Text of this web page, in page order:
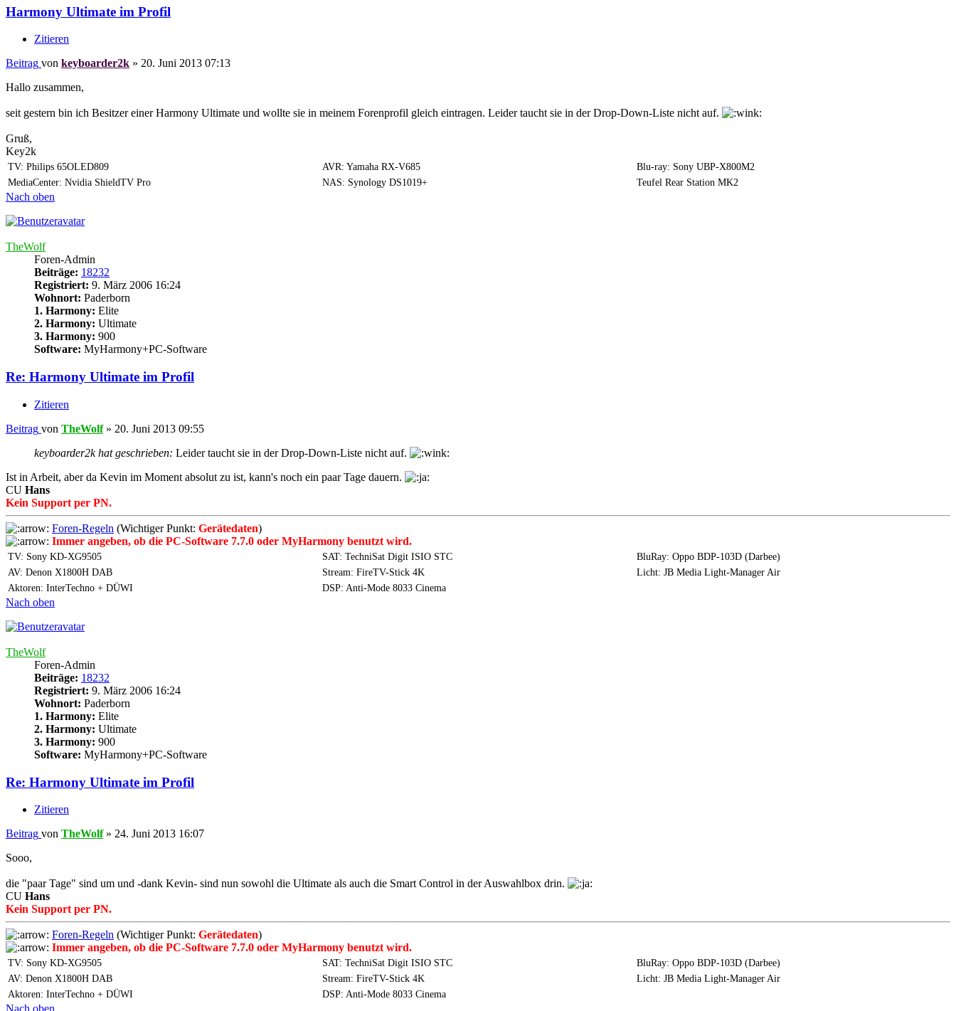
Harmony Ultimate im Profil
Zitieren
Beitrag von keyboarder2k » 20. Juni 2013 07:13
Hallo zusammen,
seit gestern bin ich Besitzer einer Harmony Ultimate und wollte sie in meinem Forenprofil gleich eintragen. Leider taucht sie in der Drop-Down-Liste nicht auf.
Gruß,
Key2k
TV: Philips 65OLED809 AVR: Yamaha RX-V685
Blu-ray: Sony UBP-X800M2
MediaCenter: Nvidia ShieldTV Pro
NAS: Synology DS1019+ Teufel Rear Station MK2
Nach oben
TheWolf
Foren-Admin
Beiträge: 18232
Registriert: 9. März 2006 16:24
Wohnort: Paderborn
1. Harmony: Elite
2. Harmony: Ultimate
3. Harmony: 900
Software: MyHarmony+PC-Software
Re: Harmony Ultimate im Profil
Zitieren
Beitrag von TheWolf» 20. Juni 2013 09:55
keyboarder2k hat geschrieben: Leider taucht sie in der Drop-Down-Liste nicht auf.
Ist in Arbeit, aber da Kevin im Moment absolut zu ist, kann's noch ein paar Tage dauern.
CU Hans
Kein Support per PN.
Foren-Regeln (Wichtiger Punkt: Gerätedaten)
Immer angeben, ob die PC-Software 7.7.0 oder MyHarmony benutzt wird.
TV: Sony KD-XG9505 SAT: TechniSat Digit ISIO STC
BluRay: Oppo BDP-103D (Darbee)
AV: Denon X1800H DAB
Stream: FireTV-Stick 4K
Licht: JB Media Light-Manager Air
Aktoren: InterTechno + DÜWI
DSP: Anti-Mode 8033 Cinema
Nach oben
TheWolf
Foren-Admin
Beiträge: 18232
Registriert: 9. März 2006 16:24
Wohnort: Paderborn
1. Harmony: Elite
2. Harmony: Ultimate
3. Harmony: 900
Software: MyHarmony+PC-Software
Re: Harmony Ultimate im Profil
Zitieren
Beitrag von TheWolf» 24. Juni 2013 16:07
Sooo,
die "paar Tage" sind um und -dank Kevin- sind nun sowohl die Ultimate als auch die Smart Control in der Auswahlbox drin.
CU Hans
Kein Support per PN.
Foren-Regeln (Wichtiger Punkt: Gerätedaten)
Immer angeben, ob die PC-Software 7.7.0 oder MyHarmony benutzt wird.
TV: Sony KD-XG9505 SAT: TechniSat Digit ISIO STC
BluRay: Oppo BDP-103D (Darbee)
AV: Denon X1800H DAB
Stream: FireTV-Stick 4K
Licht: JB Media Light-Manager Air
Aktoren: InterTechno + DÜWI
DSP: Anti-Mode 8033 Cinema